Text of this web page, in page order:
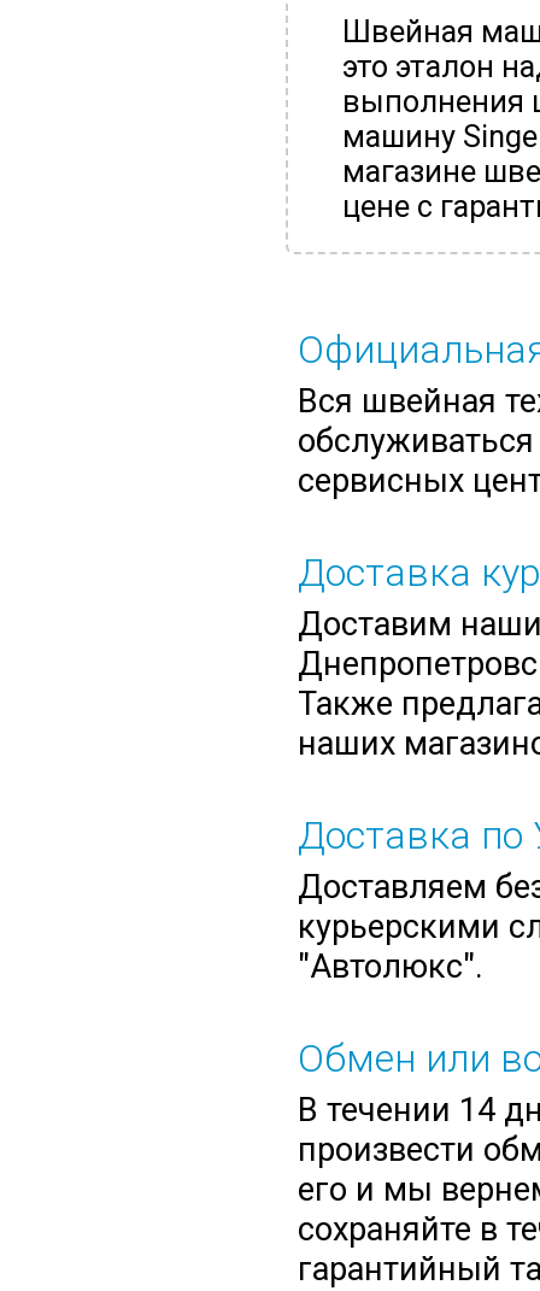
Швейная
это эталон
выполнения
машину
магазине
цене с
Вся швейная
сервисных
Доставка
Доставим
Также
наших
Доставка по
Доставляем
курьерскими
"Автолюкс".
Обмен или
В течении 14
произвести
его и мы
сохраняйте в
гарантийный